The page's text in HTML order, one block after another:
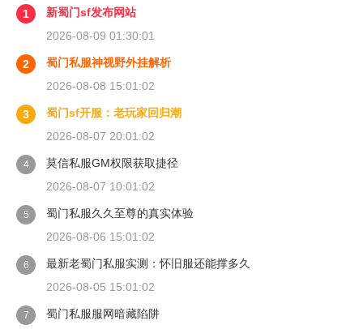
1
新蜀门sf发布网站
2026-08-09 01:30:01
2
蜀门私服神视野外挂解析
2026-08-08 15:01:02
3
蜀门sf开服：老玩家回归潮
2026-08-07 20:01:02
4
莫信私服GM权限获取捷径
2026-08-07 10:01:02
5
蜀门私服久久至尊的真实体验
2026-08-06 15:01:02
6
最新老蜀门私服实测：怀旧服还能撑多久
2026-08-05 15:01:02
7 蜀门私服服网暗藏陷阱